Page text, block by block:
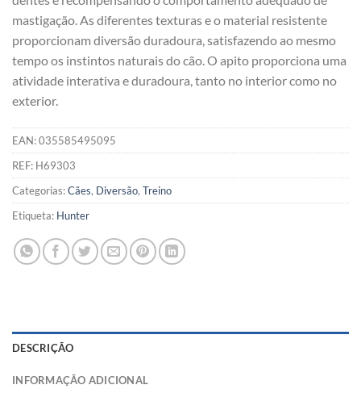
mastigação. As diferentes texturas e o material resistente
proporcionam diversão duradoura, satisfazendo ao mesmo
tempo os instintos naturais do cão. O apito proporciona uma
atividade interativa e duradoura, tanto no interior como no
exterior.
EAN:035585495095
REF: H69303
Categorias:Cães, Diversão, Treino
Etiqueta: Hunter
DESCRIÇÃO
INFORMAÇÃO ADICIONAL